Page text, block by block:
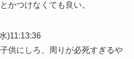
かつけなくても良い。
)11:13:36
供にしろ、周りが必死すぎるや